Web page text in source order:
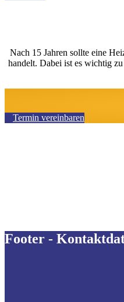
Nach 15 Jahren sollte eine
handelt. Dabei ist es wichtig
Termin vereinbaren
Footer -